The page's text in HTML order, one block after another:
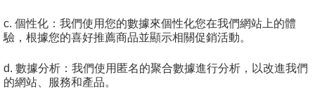
c. 個性化：我們使用您的數據來個性化您在我們網站上的體
驗，根據您的喜好推薦商品並顯示相關促銷活動。
d. 數據分析：我們使用匿名的聚合數據進行分析，以改進我們
的網站、服務和產品。